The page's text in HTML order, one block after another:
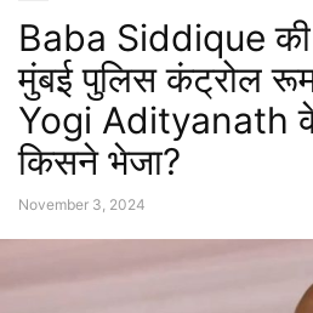
Baba Siddique की
मुंबई पुलिस कंट्रोल
Yogi Adityanath
किसने भेजा?
November 3, 2024